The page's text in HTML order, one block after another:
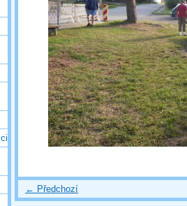
← Předchozí